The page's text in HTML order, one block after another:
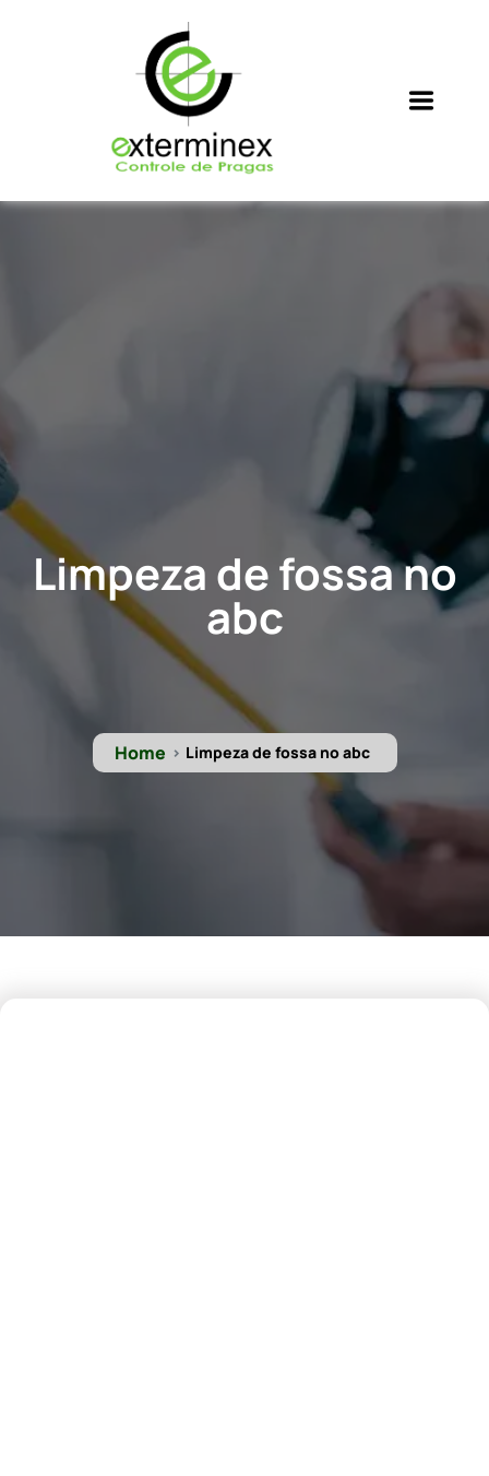
Limpeza de fossa no
abc
Home Limpeza de fossa no abc